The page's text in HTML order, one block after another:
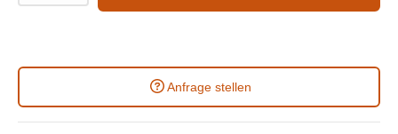
Anfrage stellen